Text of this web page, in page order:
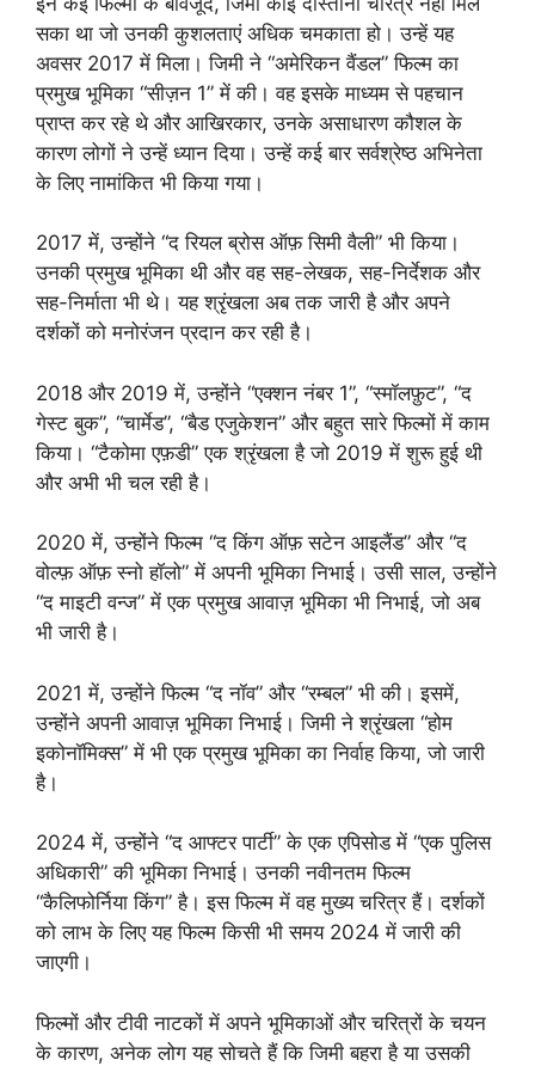
सका था जो उनकी कुशलताएं अधिक चमकाता हो। उन्हें यह
अवसर 2017 में मिला। जिमी ने “अमेरिकन वैंडल” फिल्म का
प्रमुख भूमिका “सीज़न 1” में की। वह इसके माध्यम से पहचान
प्राप्त कर रहे थे और आखिरकार, उनके असाधारण कौशल के
कारण लोगों ने उन्हें ध्यान दिया। उन्हें कई बार सर्वश्रेष्ठ अभिनेता
के लिए नामांकित भी किया गया।
2017 में, उन्होंने “द रियल ब्रोस ऑफ़ सिमी वैली” भी किया।
उनकी प्रमुख भूमिका थी और वह सह-लेखक, सह-निर्देशक और
सह-निर्माता भी थे। यह श्रृंखला अब तक जारी है और अपने
दर्शकों को मनोरंजन प्रदान कर रही है।
2018 और 2019 में, उन्होंने “एक्शन नंबर 1”, “स्मॉलफ़ुट”, “द
गेस्ट बुक”, “चार्मेड”, “बैड एजुकेशन” और बहुत सारे फिल्मों में काम
किया। “टैकोमा एफ़डी” एक श्रृंखला है जो 2019 में शुरू हुई थी
और अभी भी चल रही है।
2020 में, उन्होंने फिल्म “द किंग ऑफ़ सटेन आइलैंड” और “द
वोल्फ़ ऑफ़ स्नो हॉलो” में अपनी भूमिका निभाई। उसी साल, उन्होंने
“द माइटी वन्ज” में एक प्रमुख आवाज़ भूमिका भी निभाई, जो अब
भी जारी है।
2021 में, उन्होंने फिल्म “द नॉव” और “रम्बल” भी की। इसमें,
उन्होंने अपनी आवाज़ भूमिका निभाई। जिमी ने श्रृंखला “होम
इकोनॉमिक्स” में भी एक प्रमुख भूमिका का निर्वाह किया, जो जारी
है।
2024 में, उन्होंने “द आफ्टर पार्टी” के एक एपिसोड में “एक पुलिस
अधिकारी” की भूमिका निभाई। उनकी नवीनतम फिल्म
“कैलिफोर्निया किंग” है। इस फिल्म में वह मुख्य चरित्र हैं। दर्शकों
को लाभ के लिए यह फिल्म किसी भी समय 2024 में जारी की
जाएगी।
फिल्मों और टीवी नाटकों में अपने भूमिकाओं और चरित्रों के चयन
के कारण, अनेक लोग यह सोचते हैं कि जिमी बहरा है या उसकी